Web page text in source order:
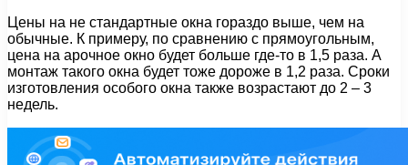
Цены на не стандартные окна гораздо выше, чем на
обычные. К примеру, по сравнению с прямоугольным,
цена на арочное окно будет больше где-то в 1,5 раза. А
монтаж такого окна будет тоже дороже в 1,2 раза. Сроки
изготовления особого окна также возрастают до 2 – 3
недель.